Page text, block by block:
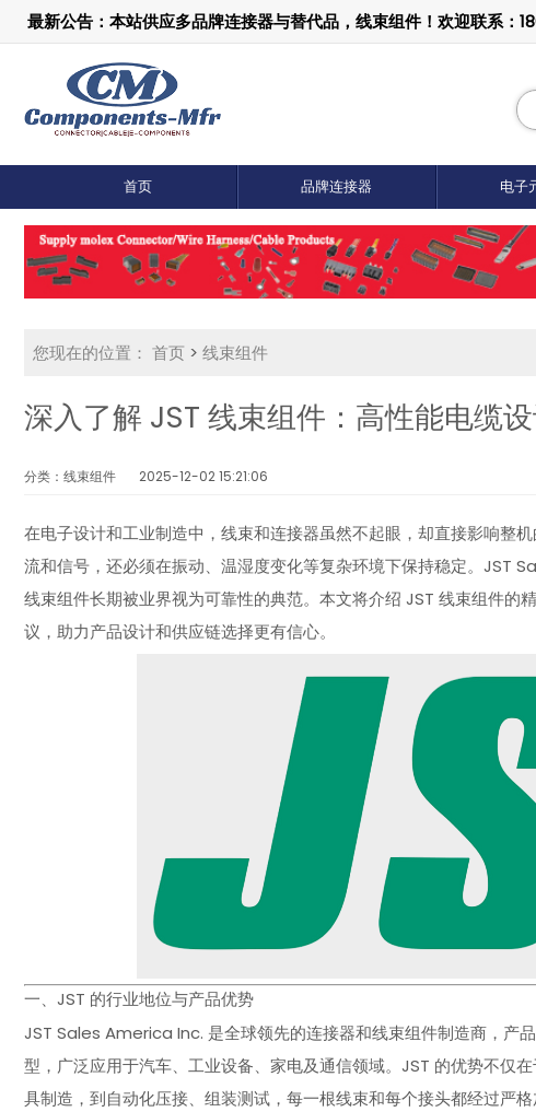
最新公告：本站供应多品牌连接器与替代品，线束组件！欢迎联系：
首页 品牌连接器 电子
您现在的位置： 首页 > 线束组件
深入了解 JST 线束组件：高性能电缆
分类：线束组件 2025-12-02 15:21:06
在电子设计和工业制造中，线束和连接器虽然不起眼，却直接影响整
流和信号，还必须在振动、温湿度变化等复杂环境下保持稳定。JST
线束组件长期被业界视为可靠性的典范。本文将介绍 JST 线束组件的
议，助力产品设计和供应链选择更有信心。
一、JST 的行业地位与产品优势
JST Sales America Inc. 是全球领先的连接器和线束组件制造商，产
型，广泛应用于汽车、工业设备、家电及通信领域。JST 的优势不仅
具制造，到自动化压接、组装测试，每一根线束和每个接头都经过严